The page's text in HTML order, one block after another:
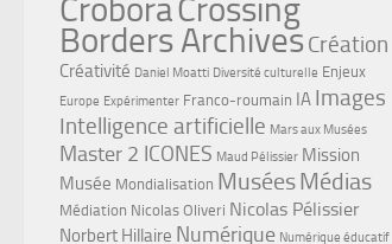
CroboraCrossing
Borders ArchivesCréation
Créativité Daniel Moatti Diversité culturelle Enjeux
Europe Expérimenter Franco-roumain IA Images
Intelligence artificielle Mars aux Musées
Master 2 ICONES Maud Pélissier Mission
Musée Mondialisation MuséesMédias
Médiation Nicolas Oliveri Nicolas Pélissier
Norbert Hillaire Numérique Numérique éducatif